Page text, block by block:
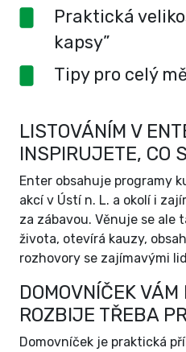
Praktická
kapsy”
Tipy pro celý
LISTOVÁNÍM V
INSPIRUJETE, CO
Enter obsahuje programy
akcí v Ústí n. L. a okolí i
za zábavou. Věnuje se ale
života, otevírá kauzy,
rozhovory se zajímavými
DOMOVNÍČEK
ROZBIJE TŘEBA
Domovníček je praktická